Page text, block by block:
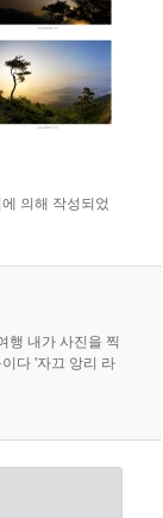
의해 작성되었
행 내가 사진을 찍
다 '자끄 앙리 라